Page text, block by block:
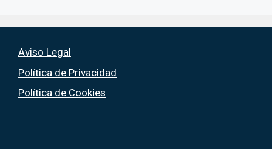
Aviso Legal
Política de Privacidad
Política de Cookies